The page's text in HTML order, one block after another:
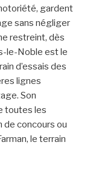
gardent
sans négliger
restreint, dès
le-Noble est le
d’essais des
lignes
Son
toutes les
de concours ou
le terrain